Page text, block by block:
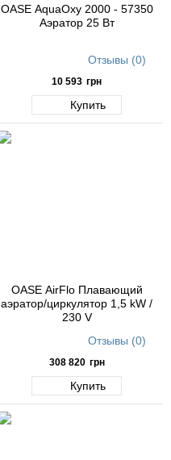
OASE AquaOxy 2000 - 57350
Аэратор 25 Вт
Отзывы (0)
10 593 грн
Купить
OASE AirFlo Плавающий
аэратор/циркулятор 1,5 kW /
230 V
Отзывы (0)
308 820 грн
Купить